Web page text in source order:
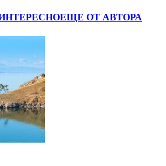
ЕЩЕ ОТ АВТОРА